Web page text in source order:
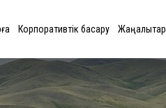
Корпоративтік басқару Жаңалықтар